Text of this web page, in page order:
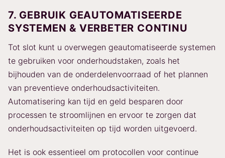
7. GEBRUIK GEAUTOMATISEERDE
SYSTEMEN & VERBETER CONTINU
Tot slot kunt u overwegen geautomatiseerde systemen
te gebruiken voor onderhoudstaken, zoals het
bijhouden van de onderdelenvoorraad of het plannen
van preventieve onderhoudsactiviteiten.
Automatisering kan tijd en geld besparen door
processen te stroomlijnen en ervoor te zorgen dat
onderhoudsactiviteiten op tijd worden uitgevoerd.
Het is ook essentieel om protocollen voor continue